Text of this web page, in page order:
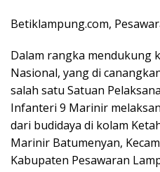
Betiklampung.com,
Dalam rangka mendukung
Nasional, yang di
salah satu Satuan
Infanteri 9 Marinir
dari budidaya di kolam
Marinir Batumenyan,
Kabupaten Pesawaran